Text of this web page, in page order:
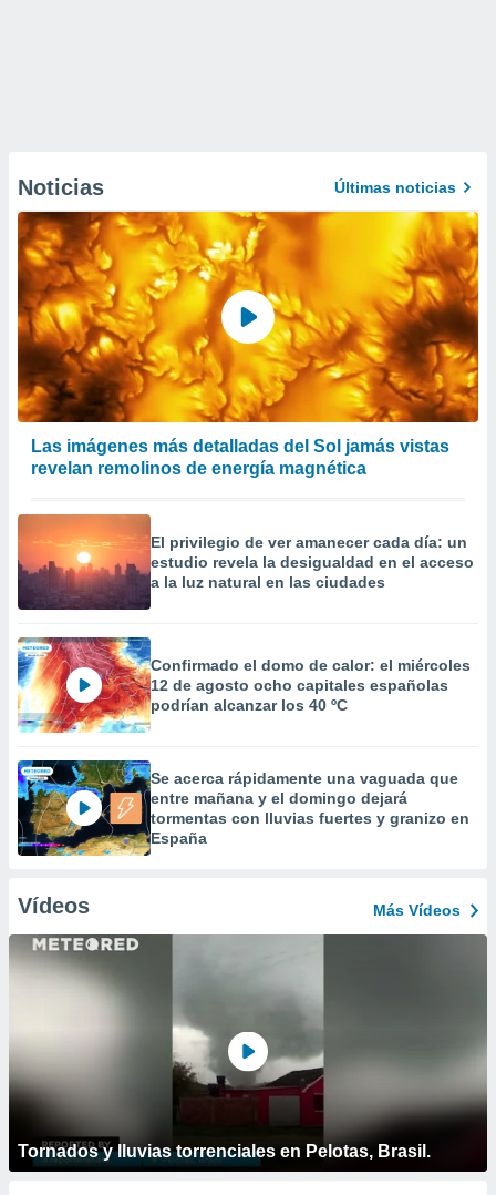
Noticias Últimas noticias
Las imágenes más detalladas del Sol jamás vistas
revelan remolinos de energía magnética
El privilegio de ver amanecer cada día: un
estudio revela la desigualdad en el acceso
a la luz natural en las ciudades
Confirmado el domo de calor: el miércoles
12 de agosto ocho capitales españolas
podrían alcanzar los 40 ºC
Se acerca rápidamente una vaguada que
entre mañana y el domingo dejará
tormentas con lluvias fuertes y granizo en
España
Vídeos Más Vídeos
Tornados y lluvias torrenciales en Pelotas, Brasil.